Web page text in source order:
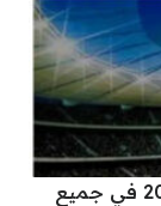
مواعيد مباريات اليوم الخميس 11-12-2025 في جميع